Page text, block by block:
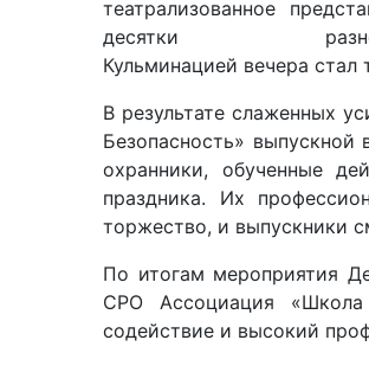
театрализованное
десятки
Кульминацией вечера стал
В результате слаженных
Безопасность» выпускной
охранники, обученные
праздника. Их
торжество, и выпускники
По итогам мероприятия
СРО Ассоциация «Школа
содействие и высокий